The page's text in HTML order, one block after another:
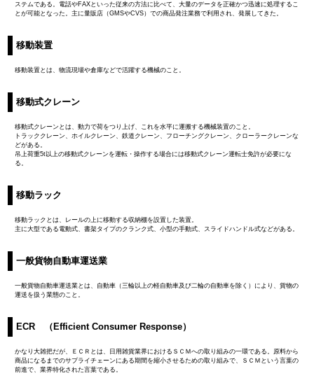
ステムである。電話やFAXといった従来の方法に比べて、大量のデータを正確かつ迅速に処理するこ
とが可能となった。主に量販店（GMSやCVS）での商品発注業務で利用され、発展してきた。
移動装置
移動装置とは、物流現場や倉庫などで活躍する機械のこと。
移動式クレーン
移動式クレーンとは、動力で荷をつり上げ、これを水平に運搬する機械装置のこと。
トラッククレーン、ホイルクレーン、鉄道クレーン、フローチングクレーン、クローラークレーンな
どがある。
吊上荷重5t以上の移動式クレーンを運転・操作する場合には移動式クレーン運転士免許が必要にな
る。
移動ラック
移動ラックとは、レールの上に移動する収納棚を設置した装置。
主に大型である電動式、書架タイプのクランク式、小型の手動式、スライドハンドル式などがある。
一般貨物自動車運送業
一般貨物自動車運送業とは、自動車（三輪以上の軽自動車及び二輪の自動車を除く）により、貨物の
運送を扱う業態のこと。
ECR （Efficient Consumer Response）
かなり大雑把だが、 ＥＣＲ とは、日用雑貨業界におけるＳＣＭへの取り組みの一環である。原料から
商品になるまでのサプライチェーンにある期間を縮小させるための取り組みで、ＳＣＭという言葉の
前進で、業界特化された言葉である。